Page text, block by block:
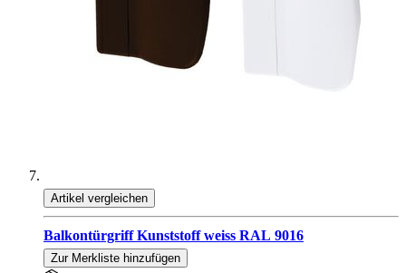
Artikel vergleichen
Balkontürgriff Kunststoff weiss RAL 9016
Zur Merkliste hinzufügen